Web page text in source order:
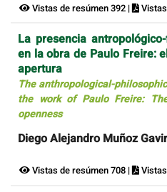
Vistas de resúmen 392 |
La presencia
en la obra de Paulo Freire:
apertura
The anthropological-
the work of Paulo Freire:
openness
Diego Alejandro Muñoz
Vistas de resúmen 708 |